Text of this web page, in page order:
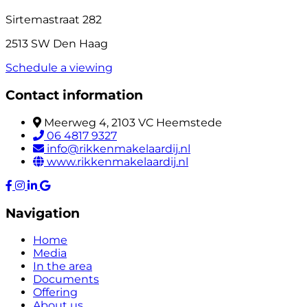
Sirtemastraat 282
2513 SW Den Haag
Schedule a viewing
Contact information
Meerweg 4, 2103 VC Heemstede
06 4817 9327
info@rikkenmakelaardij.nl
www.rikkenmakelaardij.nl
Navigation
Home
Media
In the area
Documents
Offering